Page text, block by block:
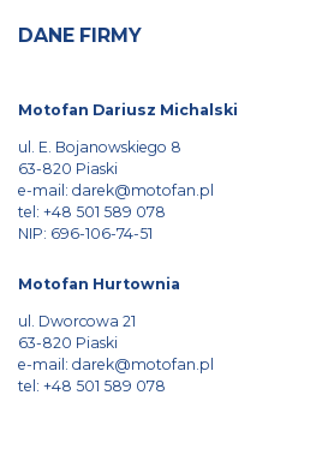
DANE FIRMY
Motofan Dariusz Michalski
ul. E. Bojanowskiego 8
63-820 Piaski
e-mail: darek@motofan.pl
tel: +48 501 589 078
NIP: 696-106-74-51
Motofan Hurtownia
ul. Dworcowa 21
63-820 Piaski
e-mail: darek@motofan.pl
tel: +48 501 589 078